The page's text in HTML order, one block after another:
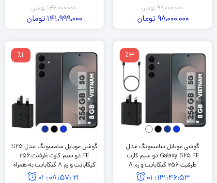
99,000,000تومان
98,000,000تومان
146,000,000تومان
141,999,000 تومان
٪3
گوشی موبایل سامسونگ مدل
Galaxy S25 FE دو سیم کارت
ظرفیت 256 گیگابایت و رم 8
53
:
46
:
13
:
01
٪1
گوشی موبایل سامسونگ مدل S25
FE دو سیم کارت ظرفیت 256
گیگابایت و رم 8 گیگابایت به همراه
شارژر 45 وات سامسونگ
21
:
57
:
08
:
01